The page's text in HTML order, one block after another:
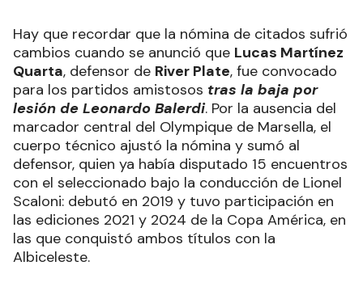
Hay que recordar que la nómina de citados sufrió
cambios cuando se anunció que Lucas Martínez
Quarta, defensor de River Plate, fue convocado
para los partidos amistosos tras la baja por
lesión de Leonardo Balerdi. Por la ausencia del
marcador central del Olympique de Marsella, el
cuerpo técnico ajustó la nómina y sumó al
defensor, quien ya había disputado 15 encuentros
con el seleccionado bajo la conducción de Lionel
Scaloni: debutó en 2019 y tuvo participación en
las ediciones 2021 y 2024 de la Copa América, en
las que conquistó ambos títulos con la
Albiceleste.